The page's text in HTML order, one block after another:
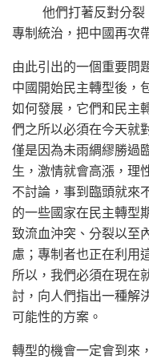
他們打著反對分
專制統治，把中國再次
由此引出的一個重要問
中國開始民主轉型後，
如何發展，它們和民主
們之所以必須在今天就
僅是因為未雨綢繆勝過
生，激情就會高漲，理
不討論，事到臨頭就來
的一些國家在民主轉型
致流血沖突、分裂以至
慮；專制者也正在利用
所以，我們必須在現在
討，向人們指出一種解
可能性的方案。
轉型的機會一定會到來